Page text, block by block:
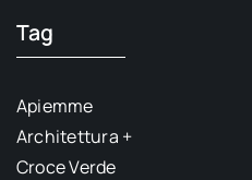
Tag
Apiemme
Architettura +
Croce Verde